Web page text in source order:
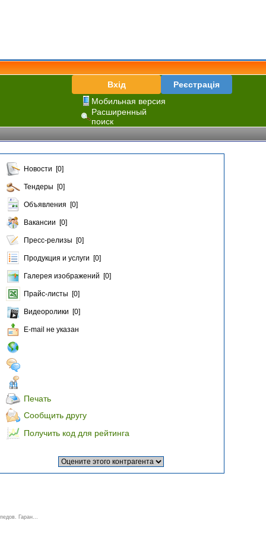
Вхід
Реєстрація
Мобильная версия
Расширенный
поиск
Новости [0]
Тендеры [0]
Объявления [0]
Вакансии [0]
Пресс-релизы [0]
Продукция и услуги [0]
Галерея изображений [0]
Прайс-листы [0]
Видеоролики [0]
E-mail не указан
Печать
Сообщить другу
Получить код для рейтинга
Гаран...